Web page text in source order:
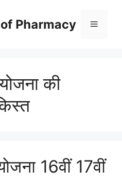
Pharmacy Menu
की
16वीं 17वीं